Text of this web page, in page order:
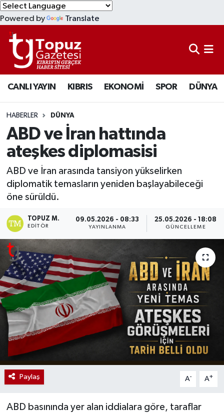
Powered by Translate
CANLI YAYIN KIBRIS EKONOMİ SPOR DÜNYA
HABERLER DÜNYA
ABD ve İran hattında
ateşkes diplomasisi
ABD ve İran arasında tansiyon yükselirken
diplomatik temasların yeniden başlayabileceği
öne sürüldü.
TOPUZ M.
EDITÖR
09.05.2026 - 08:33
YAYINLANMA
25.05.2026 - 18:08
GÜNCELLEME
Paylaş A- A+
ABD basınında yer alan iddialara göre, taraflar
KIBRIS
DÜNYA
EKONOMİ
MAGAZİN
SAĞLIK
SPOR
TÜRKİYE
Lefkoşa Nöbetçi Eczaneler
Lefkoşa Hava Durumu
Lefkoşa Trafik Yoğunluk Haritası
Süper Lig Puan Durumu ve Fikstür
Tüm Manşetler
Son Dakika Haberleri